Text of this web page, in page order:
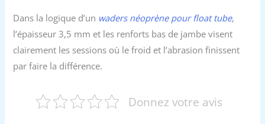
Dans la logique d’un waders néoprène pour float tube,
l’épaisseur 3,5 mm et les renforts bas de jambe visent
clairement les sessions où le froid et l’abrasion finissent
par faire la différence.
Donnez votre avis